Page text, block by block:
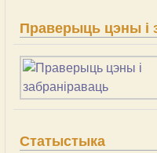
Праверыць цэны і
Статыстыка